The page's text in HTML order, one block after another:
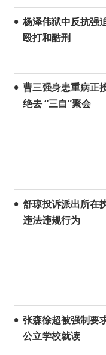
杨泽伟狱中反抗强
殴打和酷刑
曹三强身患重病正
绝去 “三自”聚会
舒琼投诉派出所在
违法违规行为
张森徐超被强制要
公立学校就读